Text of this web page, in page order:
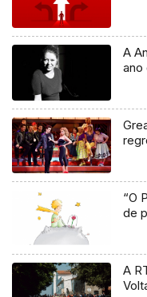
A
ano
“O
de
A